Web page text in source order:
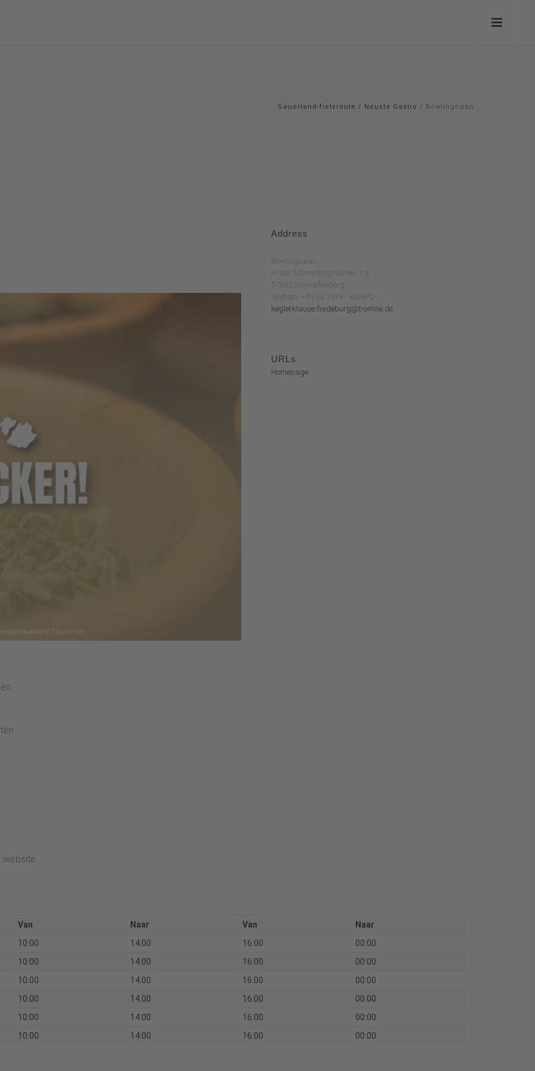
Sauerland-fietsroute / Neusta Gastro / Bowlingbaan
Address
Bowlingbaan
In der Schmiedinghausen 1 a
57392 Schmallenberg
Telefoon: +49 (0) 2974 - 833870
keglerklause-fredeburg@t-online.de
URLs
Homepage
website.
Van Naar Van
Naar
10:00
14:00 16:00
00:00
10:00
14:00 16:00
00:00
10:00
14:00 16:00
00:00
10:00
14:00 16:00
00:00
10:00
14:00 16:00
00:00
10:00
14:00 16:00 00:00